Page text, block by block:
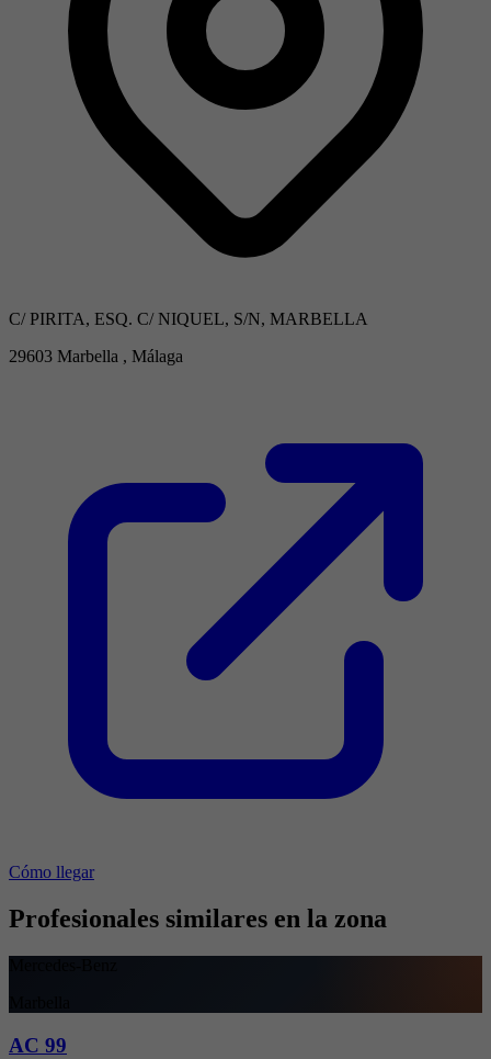
C/ PIRITA, ESQ. C/ NIQUEL, S/N, MARBELLA
29603 Marbella , Málaga
Cómo llegar
Profesionales similares en la zona
AC 99